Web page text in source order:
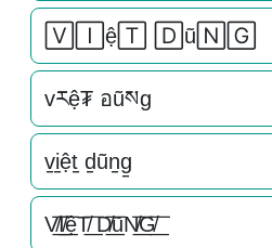
🅅🄸ệ🅃 🄳ũ🄽🄶
vརệ₮ อũསg
v̠i̠ệt̠ d̠ũn̠g̠
V̸͟͞I̸͟͞ệT̸͟͞ D̸͟͞ũN̸͟͞G̸͟͞